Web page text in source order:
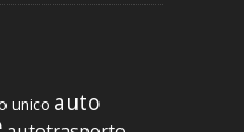
unico auto